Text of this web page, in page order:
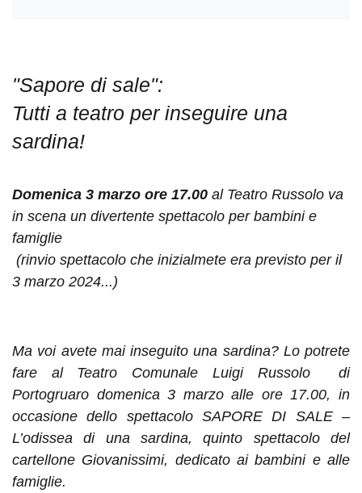
"Sapore di sale":
Tutti a teatro per inseguire una
sardina!
Domenica 3 marzo ore 17.00 al Teatro Russolo va
in scena un divertente spettacolo per bambini e
famiglie
(rinvio spettacolo che inizialmete era previsto per il
3 marzo 2024...)
Ma voi avete mai inseguito una sardina? Lo potrete
fare al Teatro Comunale Luigi Russolo di
Portogruaro domenica 3 marzo alle ore 17.00, in
occasione dello spettacolo SAPORE DI SALE –
L’odissea di una sardina, quinto spettacolo del
cartellone Giovanissimi, dedicato ai bambini e alle
famiglie.